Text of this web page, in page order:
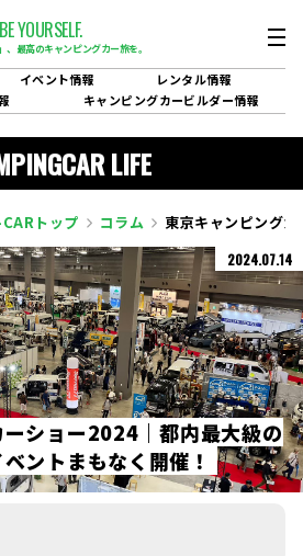
YOURSELF.
最高のキャンピングカー旅を。
イベント情報 レンタル情報
キャンピングカービルダー情報
LIFE
トップ コラム 東京キャンピング
2024.07.14
ーショー2024 ｜都内最大級の
ベン ト まもなく 開催 ！